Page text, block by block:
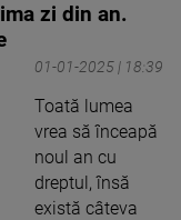
zi din an.
01-01-2025 | 18:39
Toată lumea
vrea să înceapă
noul an cu
dreptul, însă
există câteva